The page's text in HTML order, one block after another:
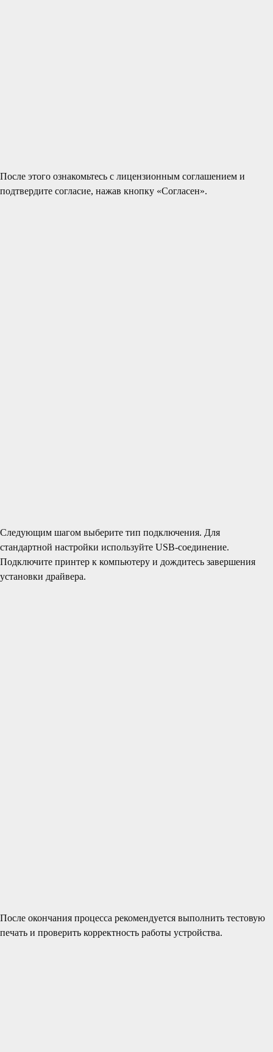
После этого ознакомьтесь с лицензионным соглашением и
подтвердите согласие, нажав кнопку «Согласен».
Следующим шагом выберите тип подключения. Для
стандартной настройки используйте USB-соединение.
Подключите принтер к компьютеру и дождитесь завершения
установки драйвера.
После окончания процесса рекомендуется выполнить тестовую
печать и проверить корректность работы устройства.